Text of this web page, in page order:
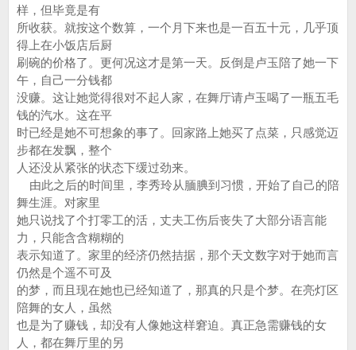
样，但毕竟是有
所收获。就按这个数算，一个月下来也是一百五十元，几乎顶
得上在小饭店后厨
刷碗的价格了。更何况这才是第一天。反倒是卢玉陪了她一下
午，自己一分钱都
没赚。这让她觉得很对不起人家，在舞厅请卢玉喝了一瓶五毛
钱的汽水。这在平
时已经是她不可想象的事了。回家路上她买了点菜，只感觉迈
步都在发飘，整个
人还没从紧张的状态下缓过劲来。
由此之后的时间里，李秀玲从腼腆到习惯，开始了自己的陪
舞生涯。对家里
她只说找了个打零工的活，丈夫工伤后丧失了大部分语言能
力，只能含含糊糊的
表示知道了。家里的经济仍然拮据，那个天文数字对于她而言
仍然是个遥不可及
的梦，而且现在她也已经知道了，那真的只是个梦。在亮灯区
陪舞的女人，虽然
也是为了赚钱，却没有人像她这样窘迫。真正急需赚钱的女
人，都在舞厅里的另